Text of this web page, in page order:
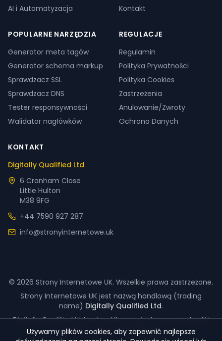
AI i Automatyzacja
Kontakt
POPULARNE NARZĘDZIA
Generator meta tagów
Generator schema markup
Sprawdzacz SSL
Sprawdzacz DNS
Tester responsywności
Walidator nagłówków
REGULACJE
Regulamin
Polityka Prywatności
Polityka Cookies
Zastrzeżenia
Anulowanie/Zwroty
Ochrona Danych
KONTAKT
Digitally Qualified Ltd
6 Cranham Close
Little Hulton
M38 9FG
+44 7590 927 287
info@stronyinternetowe.uk
© 2026 Strony Internetowe UK. Wszelkie prawa zastrzeżone.
Strony Internetowe UK jest nazwą handlową (trading
name) Digitally Qualified Ltd.
Digitally Qualified Ltd jest spółką zarejestrowaną w Anglii i
Walii pod numerem 13052585.
Używamy plików cookies, aby zapewnić najlepsze